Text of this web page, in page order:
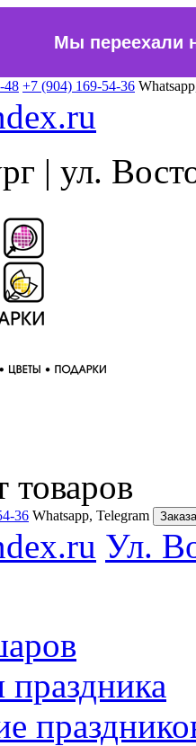
Мы переехали
48 +7 (904) 169-54-36
| ул.
товаров
36 Whatsapp, Telegram
Ул.